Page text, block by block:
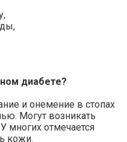
диабете?
и онемение в стопах
Могут возникать
отмечается
кожи.